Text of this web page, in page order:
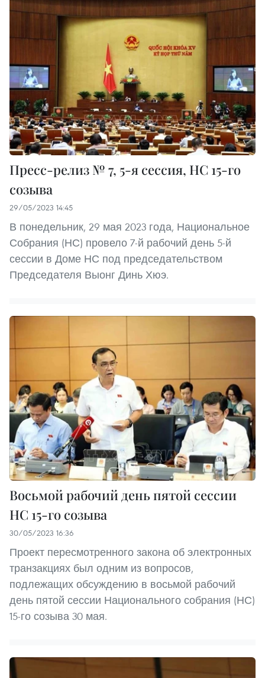
Пресс-релиз № 7, 5-я сессия, НС 15-го
созыва
29/05/2023 14:45
В понедельник, 29 мая 2023 года, Национальное
Собрания (НС) провело 7-й рабочий день 5-й
сессии в Доме НС под председательством
Председателя Выонг Динь Хюэ.
Восьмой рабочий день пятой сессии
НС 15-го созыва
30/05/2023 16:36
Проект пересмотренного закона об электронных
транзакциях был одним из вопросов,
подлежащих обсуждению в восьмой рабочий
день пятой сессии Национального собрания (НС)
15-го созыва 30 мая.